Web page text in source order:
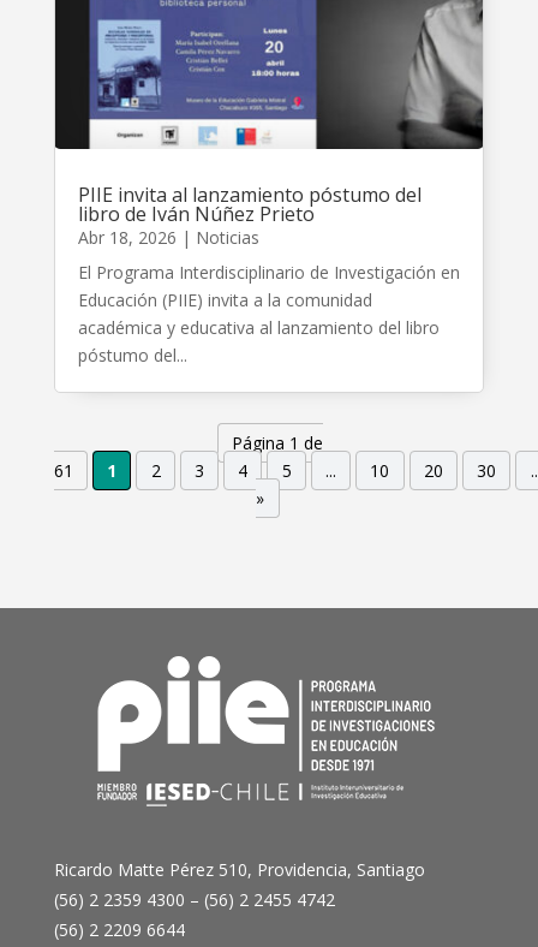
PIIE invita al lanzamiento póstumo del
libro de Iván Núñez Prieto
Abr 18, 2026 | Noticias
El Programa Interdisciplinario de Investigación en
Educación (PIIE) invita a la comunidad
académica y educativa al lanzamiento del libro
póstumo del...
Página 1 de
61
1 2 3 4 5 ... 10 20 30
»
Ricardo Matte Pérez 510, Providencia, Santiago
(56) 2 2359 4300 – (56) 2 2455 4742
(56) 2 2209 6644